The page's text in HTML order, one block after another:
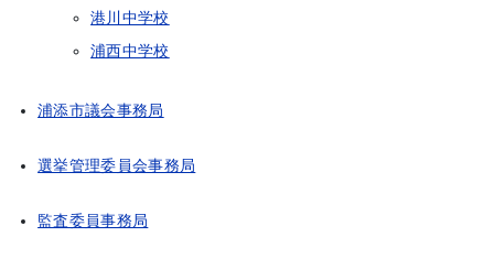
港川中学校
浦西中学校
浦添市議会事務局
選挙管理委員会事務局
監査委員事務局